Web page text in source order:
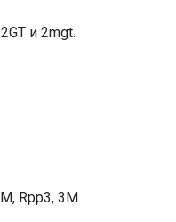
и 2mgt.
Rpp3, 3М.